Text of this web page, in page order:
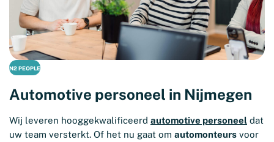
N2 PEOPLE
Automotive personeel in Nijmegen
Wij leveren hooggekwalificeerd automotive personeel dat
uw team versterkt. Of het nu gaat om automonteurs voor